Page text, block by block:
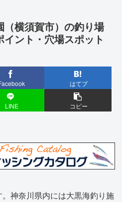
横須賀市）の釣り場
ント・穴場スポット
はてブ
LINE コピー
神奈川県内には大黒海釣り施